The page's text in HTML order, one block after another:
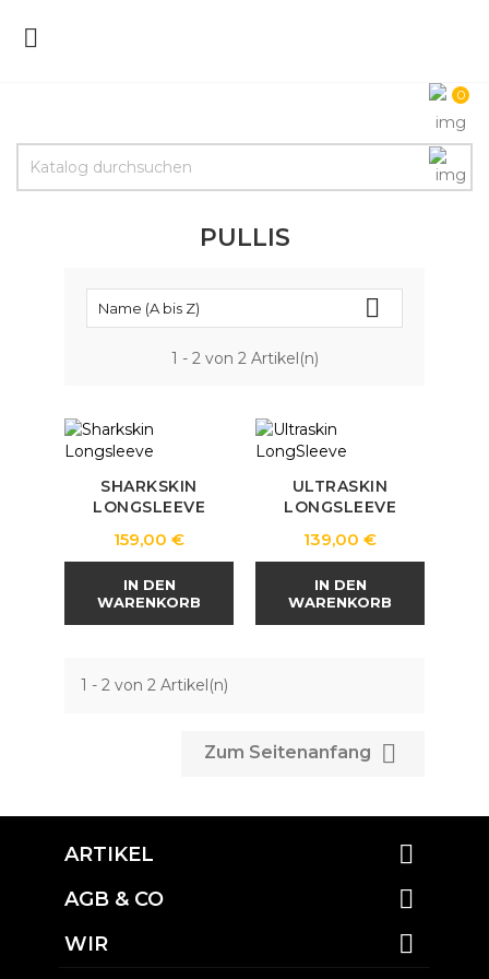

0
PULLIS
Name (A bis Z) 
1 - 2 von 2 Artikel(n)
SHARKSKIN
LONGSLEEVE
Preis
159,00 €
IN DEN
WARENKORB
ULTRASKIN
LONGSLEEVE
Preis
139,00 €
IN DEN
WARENKORB
1 - 2 von 2 Artikel(n)
Zum Seitenanfang 
ARTIKEL 
AGB & CO 
WIR 